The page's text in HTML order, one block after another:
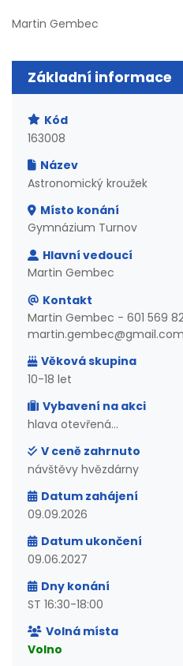
Martin Gembec
Základní informace
Kód
163008
Název
Astronomický kroužek
Místo konání
Gymnázium Turnov
Hlavní vedoucí
Martin Gembec
Kontakt
Martin Gembec - 601 569
martin.gembec@gmail.com
Věková skupina
10-18 let
Vybavení na akci
hlava otevřená...
V ceně zahrnuto
návštěvy hvězdárny
Datum zahájení
09.09.2026
Datum ukončení
09.06.2027
Dny konání
ST 16:30-18:00
Volná místa
Volno